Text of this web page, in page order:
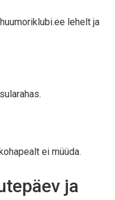
lehelt ja
ei müüda.
ja